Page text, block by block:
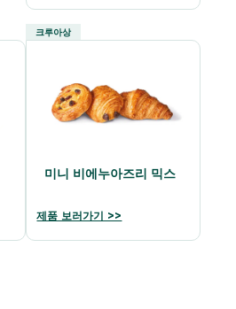
크루아상
미니 비에누아즈리 믹스
제품 보러가기 >>